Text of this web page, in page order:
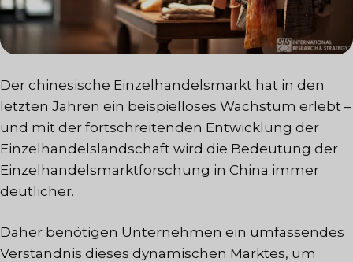
Der chinesische Einzelhandelsmarkt hat in den
letzten Jahren ein beispielloses Wachstum erlebt –
und mit der fortschreitenden Entwicklung der
Einzelhandelslandschaft wird die Bedeutung der
Einzelhandelsmarktforschung in China immer
deutlicher.
Daher benötigen Unternehmen ein umfassendes
Verständnis dieses dynamischen Marktes, um